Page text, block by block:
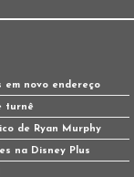
em novo endereço
turnê
de Ryan Murphy
na Disney Plus